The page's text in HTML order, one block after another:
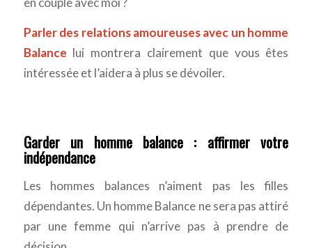
Parler des relations amoureuses avec un homme
Balance lui montrera clairement que vous êtes
intéressée et l’aidera à plus se dévoiler.
Garder un homme balance : affirmer votre
indépendance
Les hommes balances n’aiment pas les filles
dépendantes. Un homme Balance ne sera pas attiré
par une femme qui n’arrive pas à prendre de